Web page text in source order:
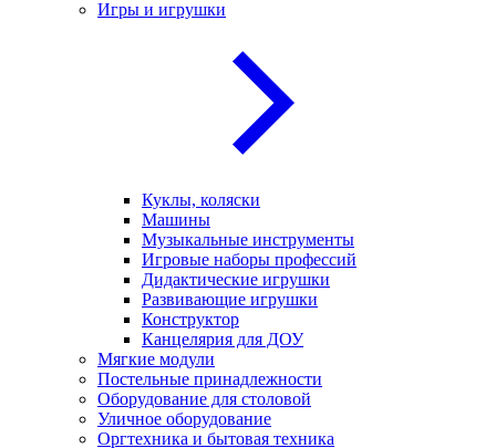
Игры и игрушки
Куклы, коляски
Машины
Музыкальные инструменты
Игровые наборы профессий
Дидактические игрушки
Развивающие игрушки
Конструктор
Канцелярия для ДОУ
Мягкие модули
Постельные принадлежности
Оборудование для столовой
Уличное оборудование
Оргтехника и бытовая техника